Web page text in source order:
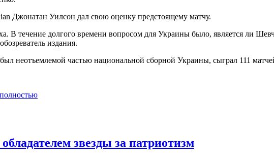
Джонатан Уилсон дал свою оценку предстоящему матчу.
В течение долгого времени вопросом для Украины было, является ли
издания.
неотъемлемой частью национальной сборной Украины, сыграл 111
звезды за патриотизм